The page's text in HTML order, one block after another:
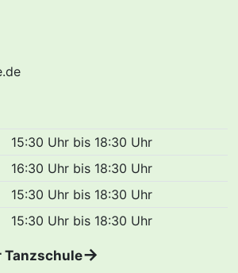
15:30 Uhr bis 18:30 Uhr
16:30 Uhr bis 18:30 Uhr
15:30 Uhr bis 18:30 Uhr
15:30 Uhr bis 18:30 Uhr
Tanzschule